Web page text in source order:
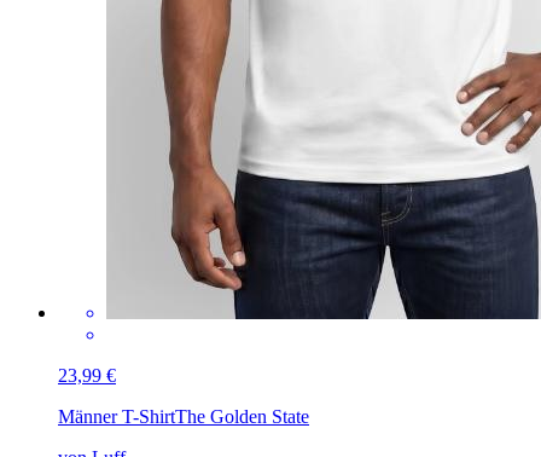
23,99 €
Männer T-ShirtThe Golden State